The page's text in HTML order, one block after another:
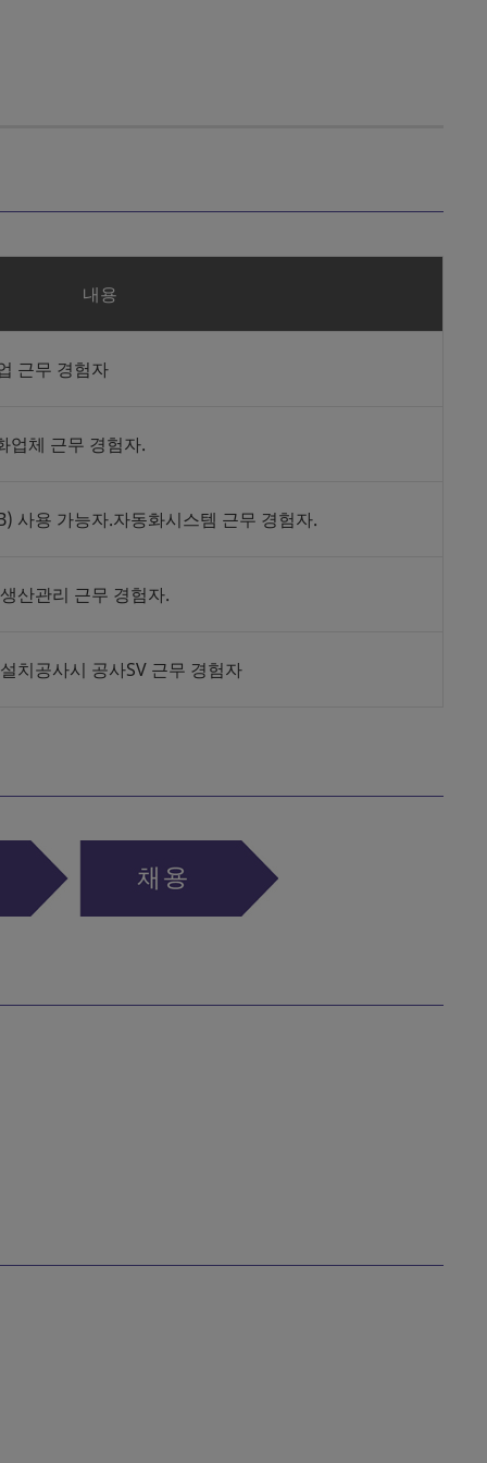
내용
근무 경험자
업체 근무 경험자.
사용 가능자.자동화시스템 근무 경험자.
산관리 근무 경험자.
치공사시 공사SV 근무 경험자